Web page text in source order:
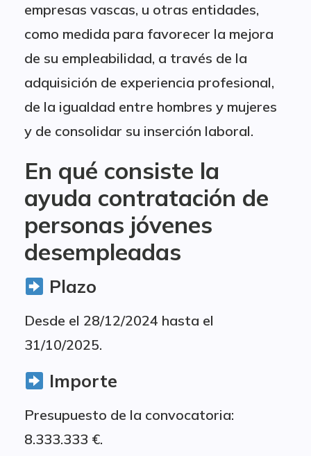
empresas vascas, u otras entidades,
como medida para favorecer la mejora
de su empleabilidad, a través de la
adquisición de experiencia profesional,
de la igualdad entre hombres y mujeres
y de consolidar su inserción laboral.
En qué consiste la
ayuda contratación de
personas jóvenes
desempleadas
Plazo
Desde el 28/12/2024 hasta el
31/10/2025.
Importe
Presupuesto de la convocatoria:
8.333.333 €.